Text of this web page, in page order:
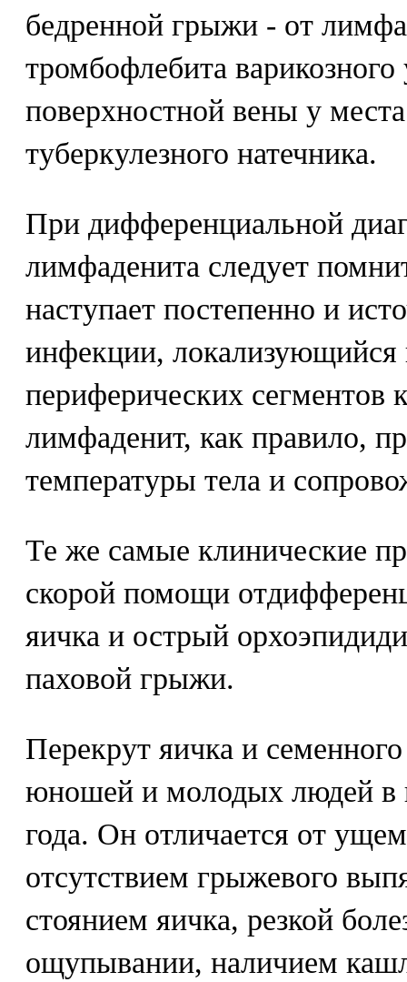
бедренной грыжи - от
тромбофлебита
поверхностной вены у
туберкулезного натечника.
При дифференциальной
лимфаденита следует
наступает постепенно и
инфекции, локализующийся
периферических сегментов
лимфаденит, как правило,
температуры тела и
Те же самые клинические
скорой помощи
яичка и острый
паховой грыжи.
Перекрут яичка и семенного
юношей и молодых людей в
года. Он отличается от
отсутствием грыжевого
стоянием яичка, резкой
ощупывании, наличием